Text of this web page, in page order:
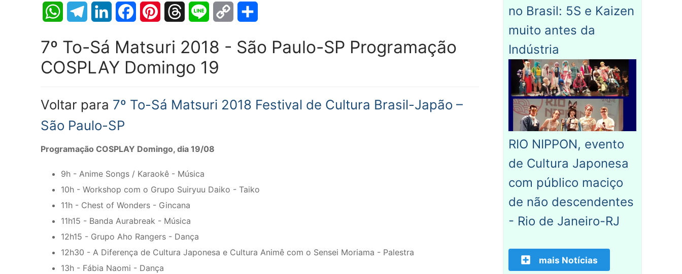
WhatsAppTelegramLinkedInFacebookPinterestThreads Line
Copy
7º To-Sá Matsuri 2018 - São Paulo-SP Programação
COSPLAY Domingo 19
Voltar para 7º To-Sá Matsuri 2018 Festival de Cultura Brasil-Japão –
São Paulo-SP
Programação COSPLAY Domingo, dia 19/08
9h - Anime Songs / Karaokê - Música
10h - Workshop com o Grupo Suiryuu Daiko - Taiko
11h - Chest of Wonders - Gincana
11h15 - Banda Aurabreak - Música
12h15 - Grupo Aho Rangers - Dança
12h30 - A Diferença de Cultura Japonesa e Cultura Animê com o Sensei Moriama - Palestra
13h - Fábia Naomi - Dança
no Brasil: 5S e Kaizen
muito antes da
Indústria
RIO NIPPON, evento
de Cultura Japonesa
com público maciço
de não descendentes
- Rio de Janeiro-RJ
mais Notícias